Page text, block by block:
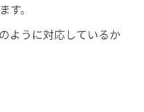
す。
ように対応しているか